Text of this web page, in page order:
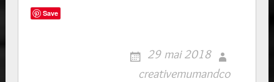
Save
29 mai 2018
creativemumandco